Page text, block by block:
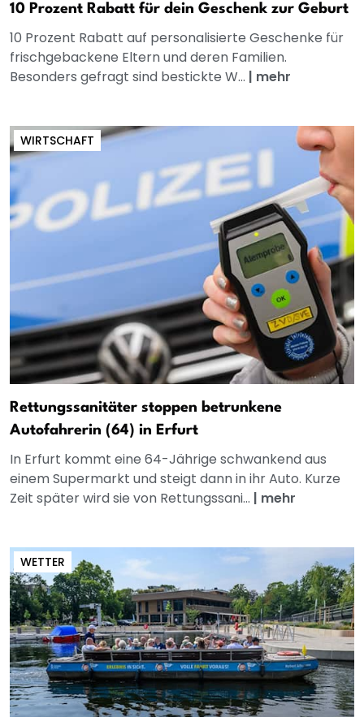
10 Prozent Rabatt für dein Geschenk zur Geburt
10 Prozent Rabatt auf personalisierte Geschenke für
frischgebackene Eltern und deren Familien.
Besonders gefragt sind bestickte W... | mehr
WIRTSCHAFT
Rettungssanitäter stoppen betrunkene
Autofahrerin (64) in Erfurt
In Erfurt kommt eine 64-Jährige schwankend aus
einem Supermarkt und steigt dann in ihr Auto. Kurze
Zeit später wird sie von Rettungssani... | mehr
WETTER